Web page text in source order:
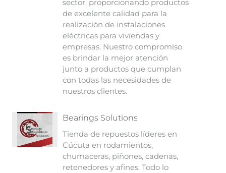
sector, proporcionando productos
de excelente calidad para la
realización de instalaciones
eléctricas para viviendas y
empresas. Nuestro compromiso
es brindar la mejor atención
junto a productos que cumplan
con todas las necesidades de
nuestros clientes.
Bearings Solutions
Tienda de repuestos líderes en
Cúcuta en rodamientos,
chumaceras, piñones, cadenas,
retenedores y afines. Todo lo